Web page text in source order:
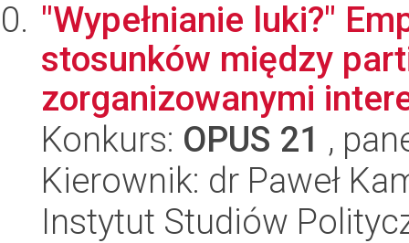
"Wypełnianie luki?"
stosunków między
zorganizowanymi
Konkurs: OPUS 21 ,
Kierownik: dr Paweł
Instytut Studiów